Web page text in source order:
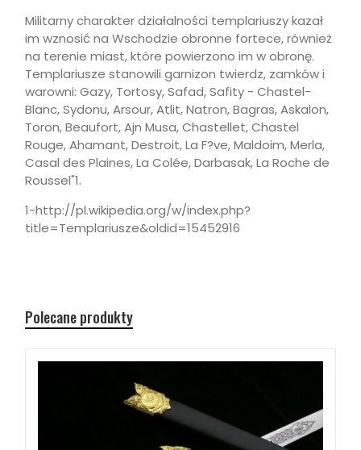
Militarny charakter działalności templariuszy kazał
im wznosić na Wschodzie obronne fortece, również
na terenie miast, które powierzono im w obronę.
Templariusze stanowili garnizon twierdz, zamków i
warowni: Gazy, Tortosy, Safad, Safity - Chastel-
Blanc, Sydonu, Arsour, Atlit, Natron, Bagras, Askalon,
Toron, Beaufort, Ajn Musa, Chastellet, Chastel
Rouge, Ahamant, Destroit, La F?ve, Maldoim, Merla,
Casal des Plaines, La Colée, Darbasak, La Roche de
Roussel"1.
1-http://pl.wikipedia.org/w/index.php?
title=Templariusze&oldid=15452916
Polecane produkty